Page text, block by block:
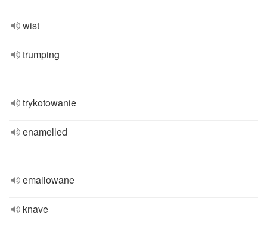
wist
trumping
trykotowanie
enamelled
emaliowane
knave